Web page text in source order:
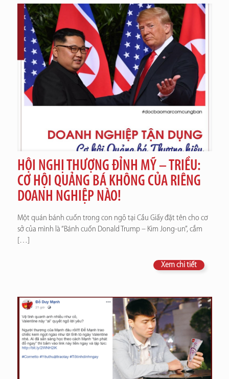
HỘI NGHỊ THƯỢNG ĐỈNH MỸ – TRIỀU:
CƠ HỘI QUẢNG BÁ KHÔNG CỦA RIÊNG
DOANH NGHIỆP NÀO!
Một quán bánh cuốn trong con ngõ tại Cầu Giấy đặt tên cho cơ
sở của mình là “Bánh cuốn Donald Trump – Kim Jong-un”, cắm
[…]
Xem chi tiết